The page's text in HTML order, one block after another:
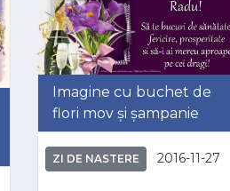
Imagine cu buchet de
flori mov și șampanie
ZI DE NASTERE 2016-11-27